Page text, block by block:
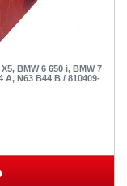
BMW 6 650 i, BMW 7
A, N63 B44 B / 810409-